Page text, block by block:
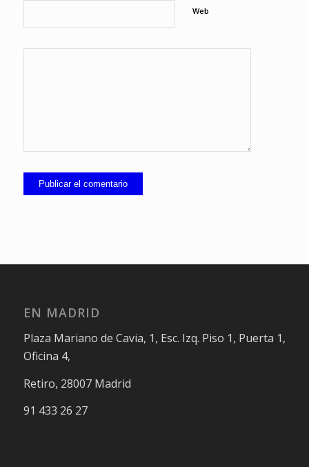
Web
EN MADRID
Plaza Mariano de Cavia, 1, Esc. Izq. Piso 1, Puerta 1,
Oficina 4,
Retiro, 28007 Madrid
91 433 26 27